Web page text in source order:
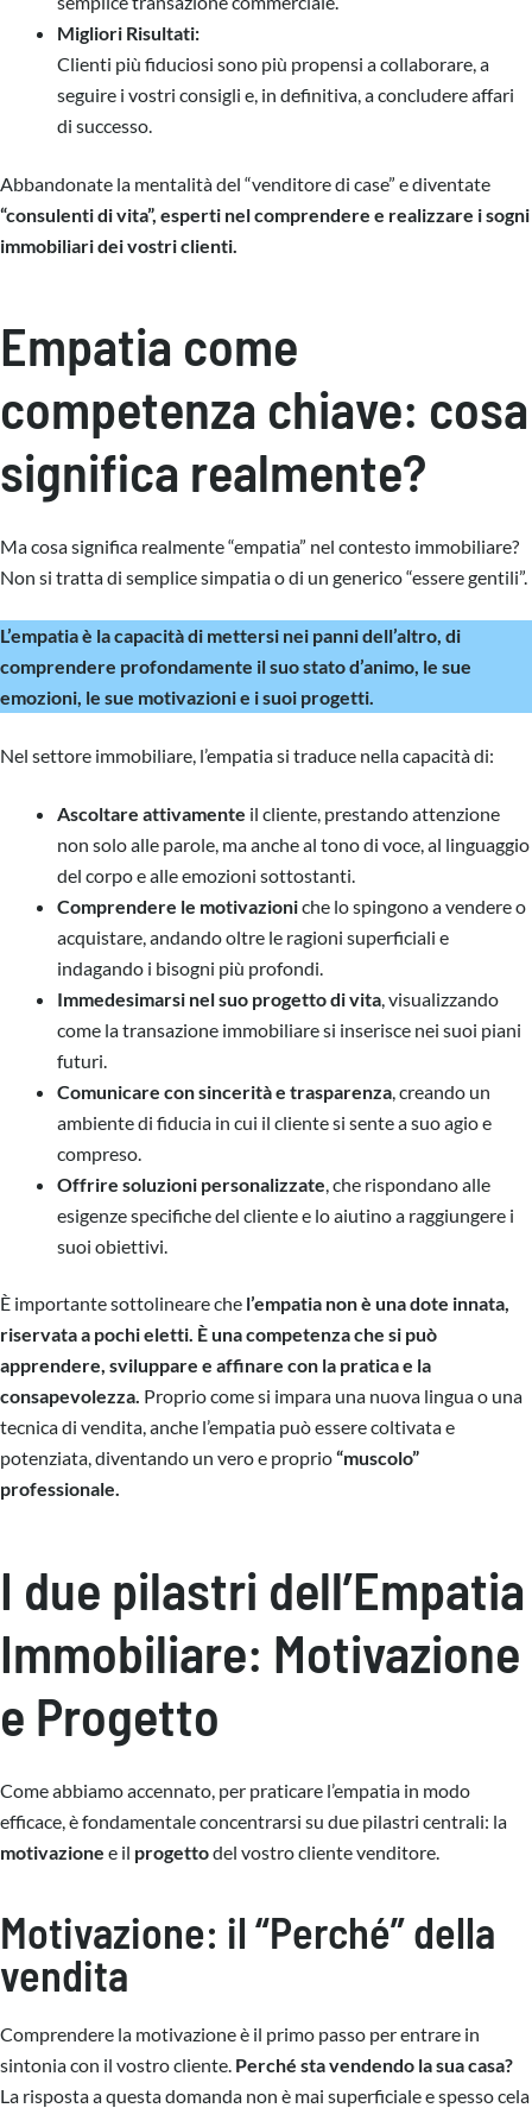
Migliori Risultati:
Clienti più fiduciosi sono più propensi a collaborare, a
seguire i vostri consigli e, in definitiva, a concludere affari
di successo.
Abbandonate la mentalità del “venditore di case” e diventate
“consulenti di vita”, esperti nel comprendere e realizzare i sogni
immobiliari dei vostri clienti.
Empatia come
competenza chiave: cosa
significa realmente?
Ma cosa significa realmente “empatia” nel contesto immobiliare?
Non si tratta di semplice simpatia o di un generico “essere gentili”.
L’empatia è la capacità di mettersi nei panni dell’altro, di
comprendere profondamente il suo stato d’animo, le sue
emozioni, le sue motivazioni e i suoi progetti.
Nel settore immobiliare, l’empatia si traduce nella capacità di:
Ascoltare attivamente il cliente, prestando attenzione
non solo alle parole, ma anche al tono di voce, al linguaggio
del corpo e alle emozioni sottostanti.
Comprendere le motivazioniche lo spingono a vendere o
acquistare, andando oltre le ragioni superficiali e
indagando i bisogni più profondi.
Immedesimarsi nel suo progetto di vita , visualizzando
come la transazione immobiliare si inserisce nei suoi piani
futuri.
Comunicare con sincerità e trasparenza , creando un
ambiente di fiducia in cui il cliente si sente a suo agio e
compreso.
Offrire soluzioni personalizzate , che rispondano alle
esigenze specifiche del cliente e lo aiutino a raggiungere i
suoi obiettivi.
È importante sottolineare che l’empatia non è una dote innata,
riservata a pochi eletti. È una competenza che si può
apprendere, sviluppare e affinare con la pratica e la
consapevolezza. Proprio come si impara una nuova lingua o una
tecnica di vendita, anche l’empatia può essere coltivata e
potenziata, diventando un vero e proprio“muscolo”
professionale.
I due pilastri dell’Empatia
Immobiliare: Motivazione
e Progetto
Come abbiamo accennato, per praticare l’empatia in modo
efficace, è fondamentale concentrarsi su due pilastri centrali: la
motivazione e il progettodel vostro cliente venditore.
Motivazione: il “Perché” della
vendita
Comprendere la motivazione è il primo passo per entrare in
sintonia con il vostro cliente. Perché sta vendendo la sua casa?
La risposta a questa domanda non è mai superficiale e spesso cela